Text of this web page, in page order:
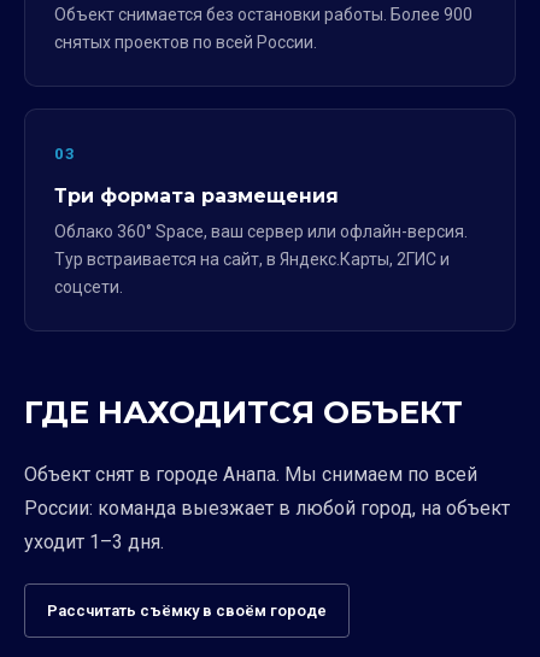
Объект снимается без остановки работы. Более 900
снятых проектов по всей России.
03
Три формата размещения
Облако 360° Space, ваш сервер или офлайн-версия.
Тур встраивается на сайт, в Яндекс.Карты, 2ГИС и
соцсети.
ГДЕ НАХОДИТСЯ ОБЪЕКТ
Объект снят в городе Анапа. Мы снимаем по всей
России: команда выезжает в любой город, на объект
уходит 1–3 дня.
Рассчитать съёмку в своём городе